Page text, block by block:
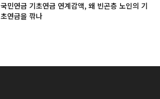
국민연금 기초연금 연계감액, 왜 빈곤층 노인의 기
초연금을 깎나